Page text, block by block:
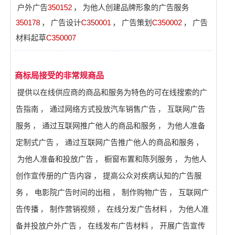
户外广告350152 ，
为他人创建品牌形象的广告服务
350178 ， 广告设计C350001 ， 广告策划 C350002 ，
广告
材料起草C350007
商标局接受的非常规商品
提供以在线供应商的商品和服务为特色的可在线搜索的广
告指南 ， 通过网络方式投放汽车销售广告 ，
互联网广告
服务 ， 通过互联网推广他人的商品和服务 ，
为他人准备
定制式广告 ， 通过互联网广告推广他人的商品和服务 ，
为他人准备和投放广告 ， 橱窗布置和陈列服务 ，
为他人
创作宣传册的广告内容 ，
提高公众对疾病认知的广告服
务 ， 电影院广告时间的出租 ， 制作购物广告 ，
互联网广
告传播 ， 制作营销视频 ， 在线分发广告材料 ，
为他人准
备并投放户外广告 ， 在线发布广告材料 ，
开展广告宣传